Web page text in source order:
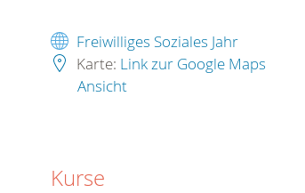
Freiwilliges Soziales Jahr
Karte: Link zur Google Maps
Ansicht
Kurse